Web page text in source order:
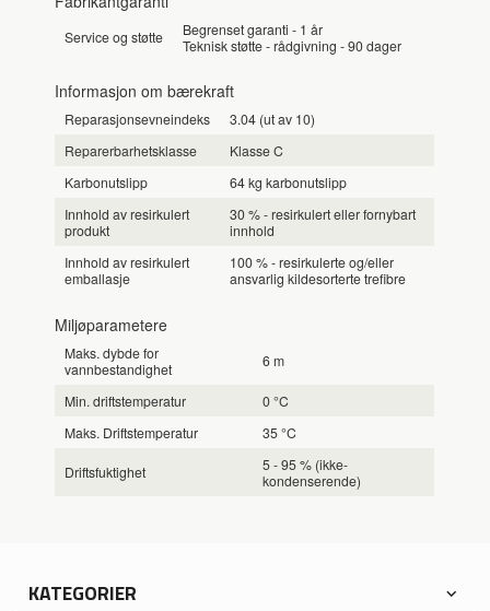
Service og støtte
Begrenset garanti - 1 år
Teknisk støtte - rådgivning - 90 dager
Informasjon om bærekraft
Reparasjonsevneindeks
3.04 (ut av 10)
Reparerbarhetsklasse
Klasse C
Karbonutslipp
64 kg karbonutslipp
Innhold av resirkulert
produkt
30 % - resirkulert eller fornybart
innhold
Innhold av resirkulert
emballasje
100 % - resirkulerte og/eller
ansvarlig kildesorterte trefibre
Miljøparametere
Maks. dybde for
vannbestandighet
6 m
Min. driftstemperatur
0 °C
Maks. Driftstemperatur
35 °C
Driftsfuktighet
5 - 95 % (ikke-
kondenserende)
KATEGORIER